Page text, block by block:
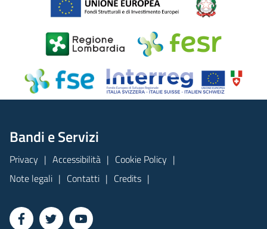
Bandi e Servizi
Privacy Accessibilità
Cookie Policy
Note legali
Contatti Credits